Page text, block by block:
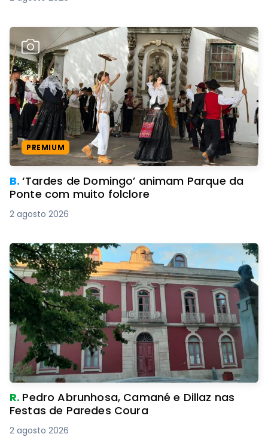
PREMIUM
B.‘Tardes de Domingo’ animam Parque da
Ponte com muito folclore
2 agosto 2026
R. Pedro Abrunhosa, Camané e Dillaz nas
Festas de Paredes Coura
2 agosto 2026